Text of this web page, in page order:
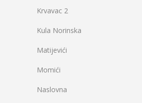
Krvavac 2
Kula Norinska
Matijevići
Momići
Naslovna